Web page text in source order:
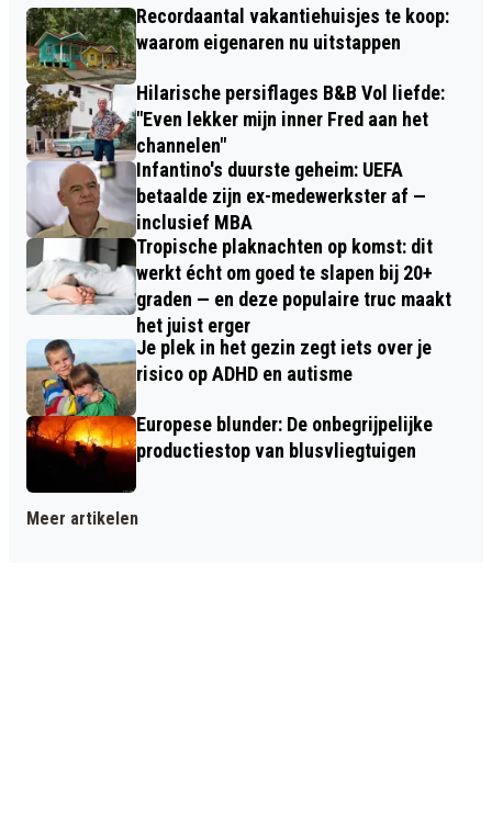
Recordaantal vakantiehuisjes te koop:
waarom eigenaren nu uitstappen
Hilarische persiflages B&B Vol liefde:
"Even lekker mijn inner Fred aan het
channelen"
Infantino's duurste geheim: UEFA
betaalde zijn ex-medewerkster af —
inclusief MBA
Tropische plaknachten op komst: dit
werkt écht om goed te slapen bij 20+
graden — en deze populaire truc maakt
het juist erger
Je plek in het gezin zegt iets over je
risico op ADHD en autisme
Europese blunder: De onbegrijpelijke
productiestop van blusvliegtuigen
Meer artikelen